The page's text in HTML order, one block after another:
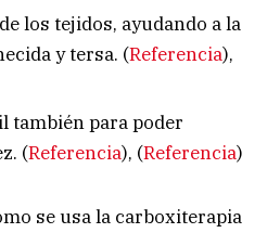
los tejidos, ayudando a la
y tersa. (Referencia),
también para poder
(Referencia), (Referencia)
se usa la carboxiterapia